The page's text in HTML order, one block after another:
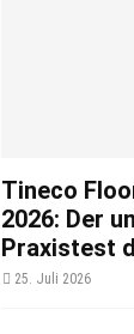
Tineco
2026: Der
Praxistest
25. Juli 2026